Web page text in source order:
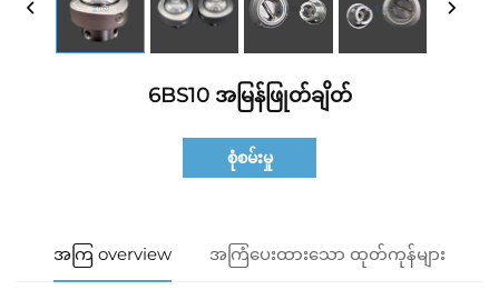
6BS10 အမြန်ဖြုတ်ချိတ်
စုံစမ်းမှု
အကြ overview အကြံပေးထားသော ထုတ်ကုန်များ